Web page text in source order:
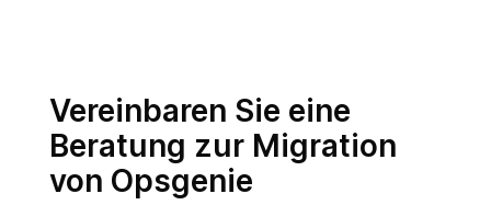
Vereinbaren Sie eine
Beratung zur Migration
von Opsgenie